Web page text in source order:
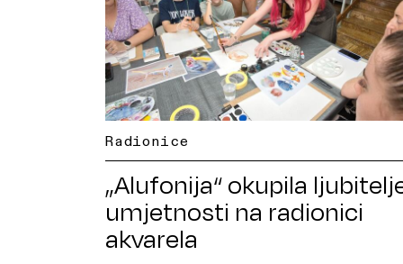
Radionice
„Alufonija“ okupila
umjetnosti na radionici
akvarela